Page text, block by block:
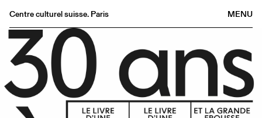
MENU
Centre culturel suisse. Paris
Agenda
Bookshop
Buvette
Archives
Medias